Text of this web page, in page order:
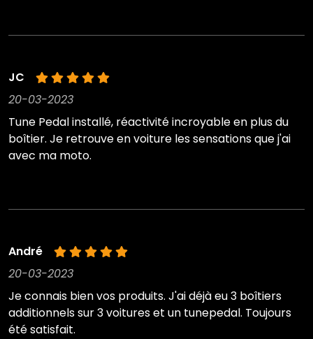
JC
20-03-2023
Tune Pedal installé, réactivité incroyable en plus du
boîtier. Je retrouve en voiture les sensations que j'ai
avec ma moto.
André
20-03-2023
Je connais bien vos produits. J'ai déjà eu 3 boîtiers
additionnels sur 3 voitures et un tunepedal. Toujours
été satisfait.